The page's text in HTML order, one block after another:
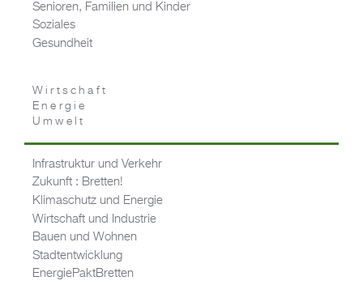
Senioren, Familien und Kinder
Soziales
Gesundheit
Wirtschaft
Energie
Umwelt
Infrastruktur und Verkehr
Zukunft : Bretten!
Klimaschutz und Energie
Wirtschaft und Industrie
Bauen und Wohnen
Stadtentwicklung
EnergiePaktBretten